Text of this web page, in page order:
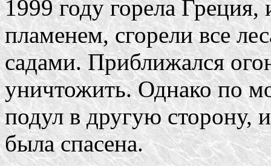
1999 году горела
пламенем, сгорели все
садами. Приближался
уничтожить. Однако по
подул в другую сторону,
была спасена.